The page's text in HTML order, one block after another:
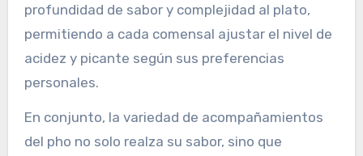
profundidad de sabor y complejidad al plato,
permitiendo a cada comensal ajustar el nivel de
acidez y picante según sus preferencias
personales.
En conjunto, la variedad de acompañamientos
del pho no solo realza su sabor, sino que